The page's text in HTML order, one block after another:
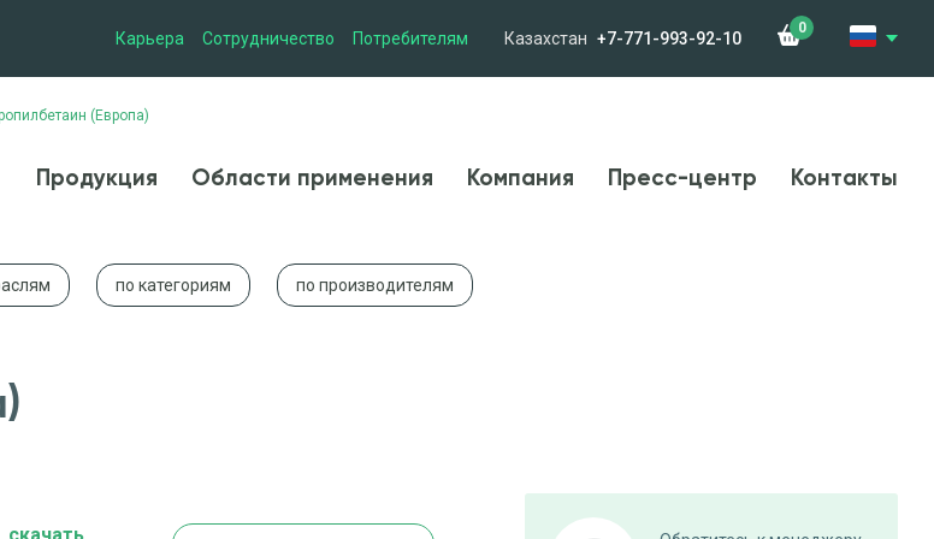
Карьера Сотрудничество Потребителям Казахстан +7-771-993-92-10
0
(Европа)
Продукция Области применения Компания Пресс-центр Контакты
по категориям по производителям